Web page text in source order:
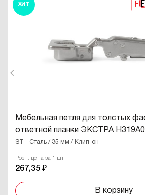
ХИТ
Мебельная петля для толстых
ответной планки ЭКСТРА
ST - Сталь / 35 мм / Клип-он
Розн. цена за 1 шт
267,35 ₽
В корзину